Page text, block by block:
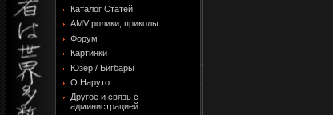
Каталог Статей
AMV ролики, приколы
Форум
Картинки
Юзер / Бигбары
О Наруто
Другое и связь с
администрацией